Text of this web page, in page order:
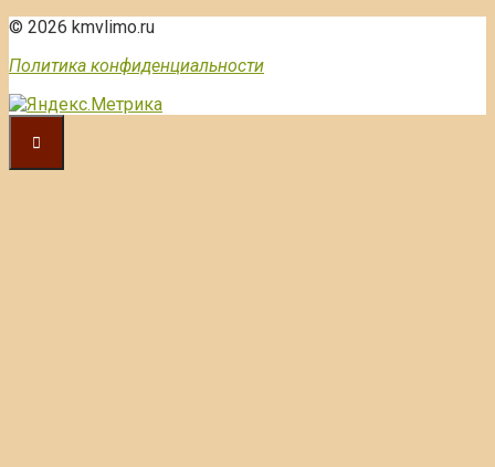
© 2026 kmvlimo.ru
Политика конфиденциальности